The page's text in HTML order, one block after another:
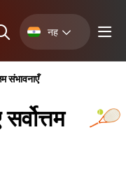
नह
संभावनाएँ